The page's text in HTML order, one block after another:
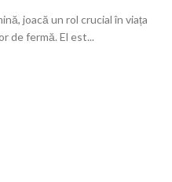
joacă un rol crucial în viața
de fermă. El est...